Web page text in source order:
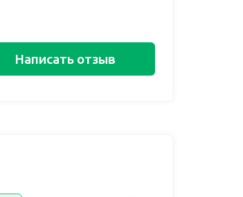
Написать отзыв